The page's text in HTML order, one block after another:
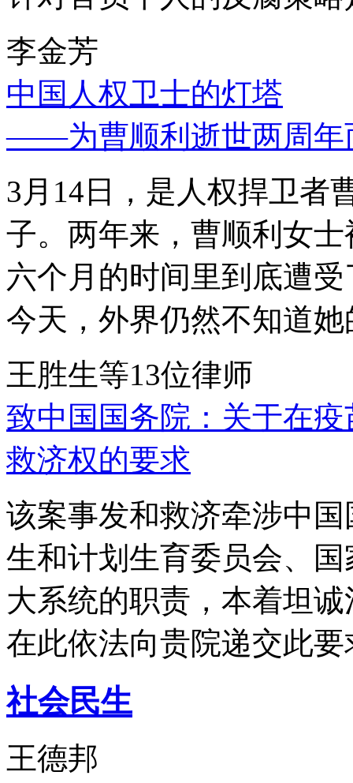
李金芳
中国人权卫士的灯塔
——为曹顺利逝世两周年
3月14日，是人权捍卫者
子。两年来，曹顺利女
六个月的时间里到底遭
今天，外界仍然不知道
王胜生等13位律师
致中国国务院：关于在
救济权的要求
该案事发和救济牵涉中
生和计划生育委员会、
大系统的职责，本着坦
在此依法向贵院递交此要
社会民生
王德邦